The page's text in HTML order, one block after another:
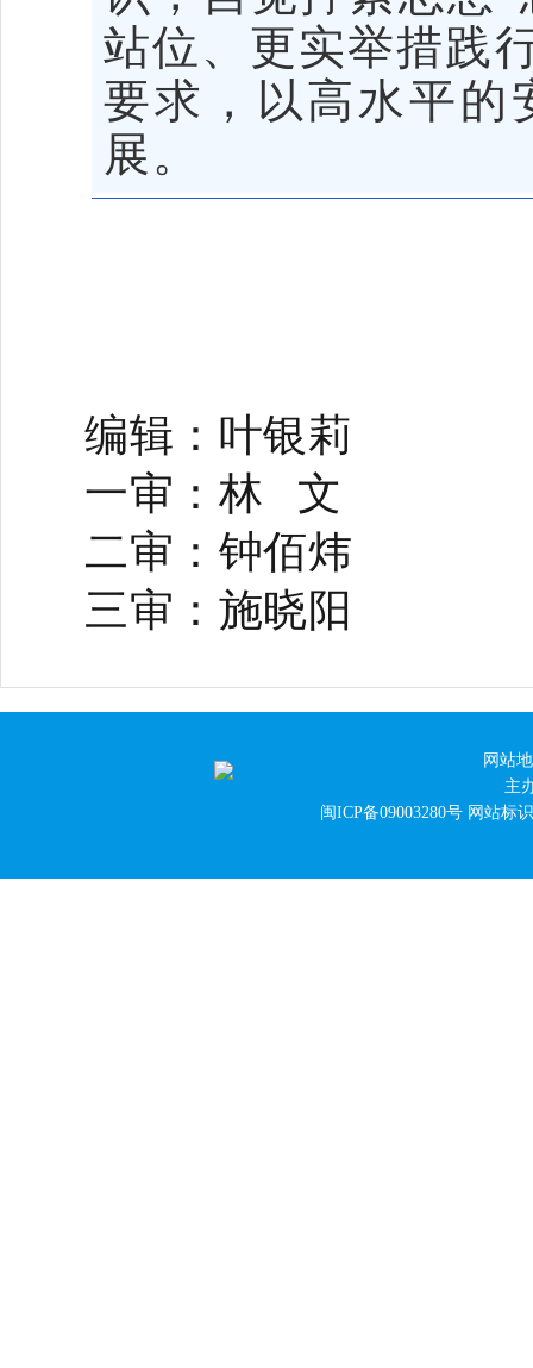
站位、更实举措践
要求，以高水平的
展。
编辑：叶银莉
一审：林 文
二审：钟佰炜
三审：施晓阳
网站
主
闽ICP备09003280号 网站标